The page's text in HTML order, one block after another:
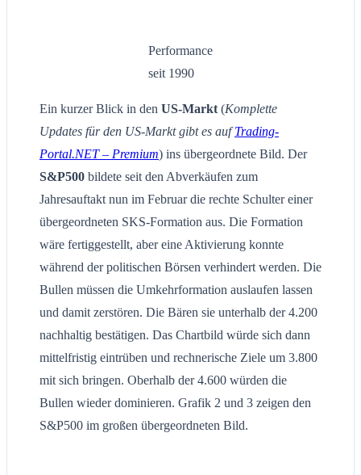
Performance
seit 1990
Ein kurzer Blick in den US-Markt (Komplette
Updates für den US-Markt gibt es aufTrading-
Portal.NET – Premium) ins übergeordnete Bild. Der
S&P500 bildete seit den Abverkäufen zum
Jahresauftakt nun im Februar die rechte Schulter einer
übergeordneten SKS-Formation aus. Die Formation
wäre fertiggestellt, aber eine Aktivierung konnte
während der politischen Börsen verhindert werden. Die
Bullen müssen die Umkehrformation auslaufen lassen
und damit zerstören. Die Bären sie unterhalb der 4.200
nachhaltig bestätigen. Das Chartbild würde sich dann
mittelfristig eintrüben und rechnerische Ziele um 3.800
mit sich bringen. Oberhalb der 4.600 würden die
Bullen wieder dominieren. Grafik 2 und 3 zeigen den
S&P500 im großen übergeordneten Bild.